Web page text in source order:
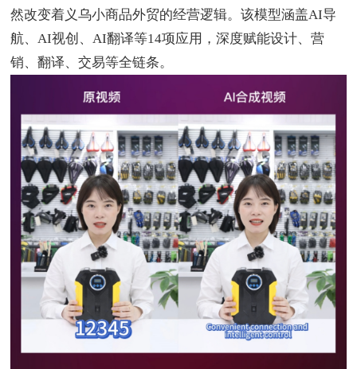
然改变着义乌小商品外贸的经营逻辑。该模型涵盖AI导
航、AI视创、AI翻译等14项应用，深度赋能设计、营
销、翻译、交易等全链条。